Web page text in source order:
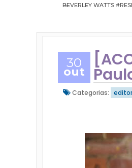
BEVERLEY WATTS
30
out
Categorias: